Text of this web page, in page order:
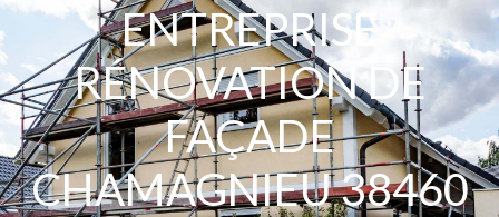
ENTREPRISE
RÉNOVATION DE
FAÇADE
CHAMAGNIEU 38460